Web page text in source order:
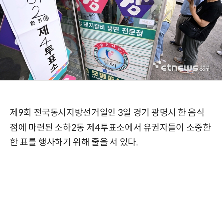
제9회 전국동시지방선거일인 3일 경기 광명시 한 음식
점에 마련된 소하2동 제4투표소에서 유권자들이 소중한
한 표를 행사하기 위해 줄을 서 있다.